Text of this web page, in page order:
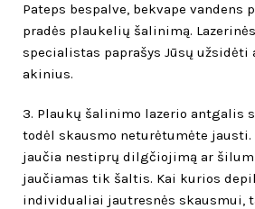
Pateps bespalve, bekvape vandens
pradės plaukelių šalinimą.
specialistas paprašys Jūsų užsidėti
akinius.
3. Plaukų šalinimo lazerio antgalis
todėl skausmo neturėtumėte
jaučia nestiprų dilgčiojimą ar
jaučiamas tik šaltis. Kai kurios
individualiai jautresnės skausmui,